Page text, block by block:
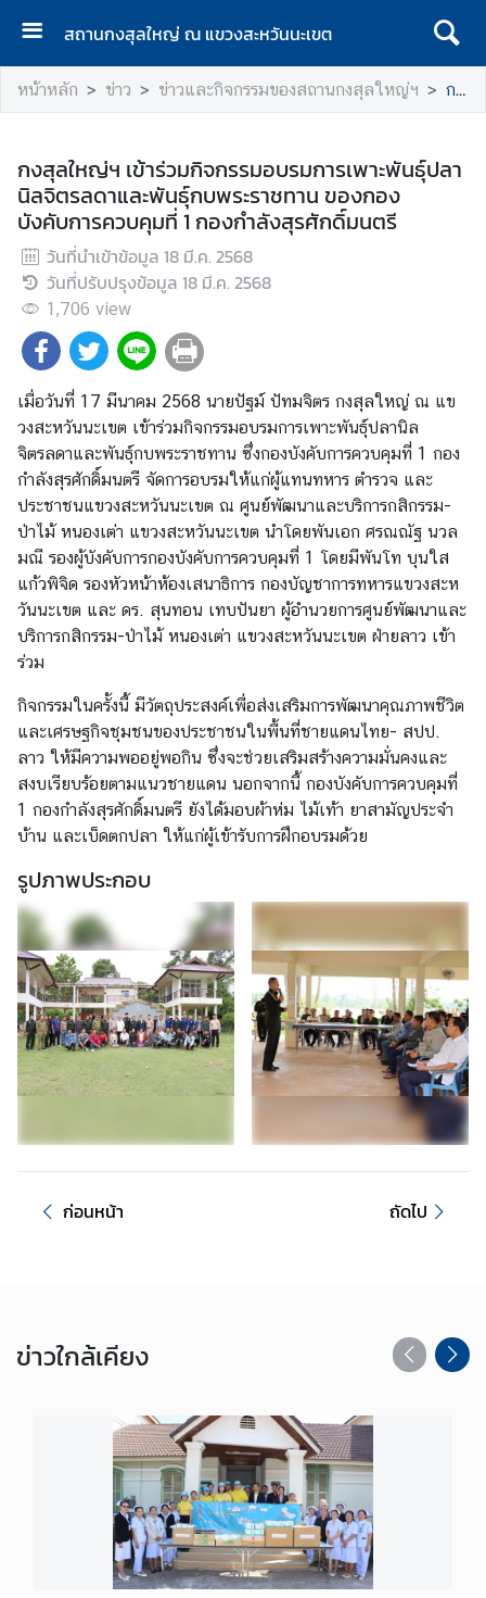
สถานกงสุลใหญ่ ณ แขวงสะหวันนะเขต
ห
น้
ร
ก
เ
กี่
ย
ว
กั
ส
ถ
า
น
ก
ง
สุ
ล
ใ
ห
ข้
อ
มู
ล
ข
ง
ต
อ
น
ใ
ต้
ข
ง
ส
หน้าหลัก ข่าว ข่าวและกิจกรรมของสถานกงสุลใหญ่ฯ กงสุลใหญ่ฯ เข้าร่วมกิจกรรมอบรมการเพาะพันธุ์ปลานิลจิตรลดาและพันธุ์กบพระราชทาน ของกองบังคับการควบคุมที่ 1 กองกำลังสุรศักดิ์มนตรี
กงสุลใหญ่ฯ เข้าร่วมกิจกรรมอบรมการเพาะพันธุ์ปลา
นิลจิตรลดาและพันธุ์กบพระราชทาน ของกอง
บังคับการควบคุมที่ 1 กองกำลังสุรศักดิ์มนตรี
วันที่นำเข้าข้อมูล 18 มี.ค. 2568
วันที่ปรับปรุงข้อมูล 18 มี.ค. 2568
1,706 view
เมื่อวันที่ 17 มีนาคม 2568 นายปัฐม์ ปัทมจิตร กงสุลใหญ่ ณ แข
วงสะหวันนะเขต เข้าร่วมกิจกรรมอบรมการเพาะพันธุ์ปลานิล
จิตรลดาและพันธุ์กบพระราชทาน ซึ่งกองบังคับการควบคุมที่ 1 กอง
กำลังสุรศักดิ์มนตรี จัดการอบรมให้แก่ผู้แทนทหาร ตำรวจ และ
ประชาชนแขวงสะหวันนะเขต ณ ศูนย์พัฒนาและบริการกสิกรรม-
ป่าไม้ หนองเต่า แขวงสะหวันนะเขต นำโดยพันเอก ศรณณัฐ นวล
มณี รองผู้บังคับการกองบังคับการควบคุมที่ 1 โดยมีพันโท บุนใส
แก้วพิจิด รองหัวหน้าห้องเสนาธิการ กองบัญชาการทหารแขวงสะห
วันนะเขต และ ดร. สุนทอน เทบปันยา ผู้อำนวยการศูนย์พัฒนาและ
บริการกสิกรรม-ป่าไม้ หนองเต่า แขวงสะหวันนะเขต ฝ่ายลาว เข้า
ร่วม
กิจกรรมในครั้งนี้ มีวัตถุประสงค์เพื่อส่งเสริมการพัฒนาคุณภาพชีวิต
และเศรษฐกิจชุมชนของประชาชนในพื้นที่ชายแดนไทย- สปป.
ลาว ให้มีความพออยู่พอกิน ซึ่งจะช่วยเสริมสร้างความมั่นคงและ
สงบเรียบร้อยตามแนวชายแดน นอกจากนี้ กองบังคับการควบคุมที่
1 กองกำลังสุรศักดิ์มนตรี ยังได้มอบผ้าห่ม ไม้เท้า ยาสามัญประจำ
บ้าน และเบ็ดตกปลา ให้แก่ผู้เข้ารับการฝึกอบรมด้วย
รูปภาพประกอบ
ก่อนหน้า ถัดไป
ข่าวใกล้เคียง